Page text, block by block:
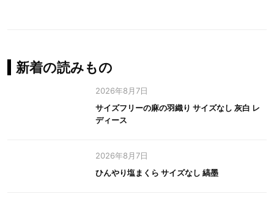
新着の読みもの
2026年8月7日
サイズフリーの麻の羽織り サイズなし 灰白 レ
ディース
2026年8月7日
ひんやり塩まくら サイズなし 縞墨